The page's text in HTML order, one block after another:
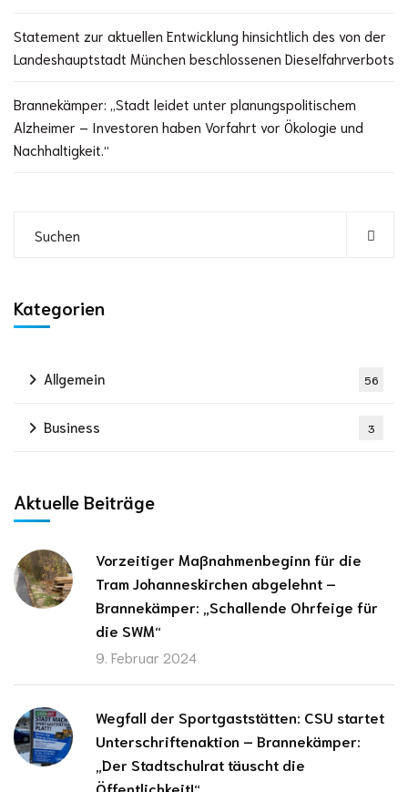
Statement zur aktuellen Entwicklung hinsichtlich des von der
Landeshauptstadt München beschlossenen Dieselfahrverbots
Brannekämper: „Stadt leidet unter planungspolitischem
Alzheimer – Investoren haben Vorfahrt vor Ökologie und
Nachhaltigkeit.“
Kategorien
Allgemein 56
Business 3
Aktuelle Beiträge
Vorzeitiger Maßnahmenbeginn für die
Tram Johanneskirchen abgelehnt –
Brannekämper: „Schallende Ohrfeige für
die SWM“
9. Februar 2024
Wegfall der Sportgaststätten: CSU startet
Unterschriftenaktion – Brannekämper:
„Der Stadtschulrat täuscht die
Öffentlichkeit!“